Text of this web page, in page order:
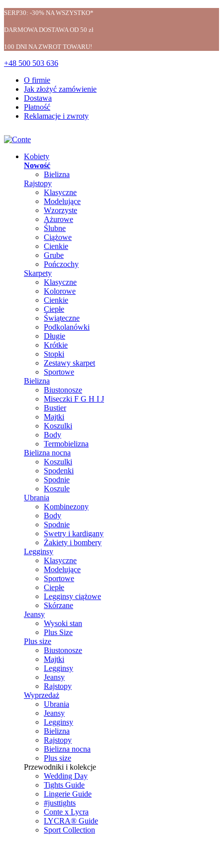
SERP30: -30% NA WSZYSTKO*
DARMOWA DOSTAWA OD 50 zł
100 DNI NA ZWROT TOWARU!
+48 500 503 636
O firmie
Jak złożyć zamówienie
Dostawa
Płatność
Reklamacje i zwroty
Kobiety
Nowość
Bielizna
Rajstopy
Klasyczne
Modelujące
Wzorzyste
Ażurowe
Ślubne
Ciążowe
Cienkie
Grube
Pończochy
Skarpety
Klasyczne
Kolorowe
Cienkie
Ciepłe
Świąteczne
Podkolanówki
Długie
Krótkie
Stopki
Zestawy skarpet
Sportowe
Bielizna
Biustonosze
Miseczki F G H I J
Bustier
Majtki
Koszulki
Body
Termobielizna
Bielizna nocna
Koszulki
Spodenki
Spodnie
Koszule
Ubrania
Kombinezony
Body
Spodnie
Swetry i kardigany
Żakiety i bombery
Legginsy
Klasyczne
Modelujące
Sportowe
Ciepłe
Legginsy ciążowe
Skórzane
Jeansy
Wysoki stan
Plus Size
Plus size
Biustonosze
Majtki
Legginsy
Jeansy
Rajstopy
Wyprzedaż
Ubrania
Jeansy
Legginsy
Bielizna
Rajstopy
Bielizna nocna
Plus size
Przewodniki i kolekcje
Wedding Day
Tights Guide
Lingerie Guide
#justtights
Conte x Lycra
LYCRA® Guide
Sport Сollection